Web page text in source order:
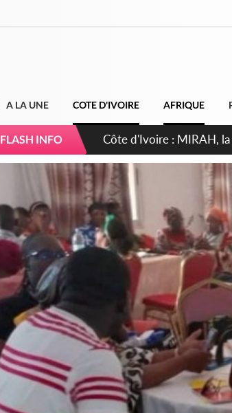
A LA UNE COTE D'IVOIRE AFRIQUE
FLASH INFO Côte d'Ivoire :